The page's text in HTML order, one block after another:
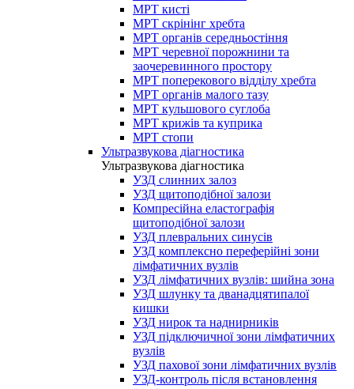
МРТ кисті
МРТ скрінінг хребта
МРТ органів середньостіння
МРТ черевної порожнини та
заочеревинного простору
МРТ поперекового відділу хребта
МРТ органів малого тазу
МРТ кульшового суглоба
МРТ крижів та куприка
МРТ стопи
Ультразвукова діагностика
Ультразвукова діагностика
УЗД слинних залоз
УЗД щитоподібної залози
Компресійна еластографія
щитоподібної залози
УЗД плевральних синусів
УЗД комплексно переферійні зони
лімфатичних вузлів
УЗД лімфатичних вузлів: шийна зона
УЗД шлунку та дванадцятипалої
кишки
УЗД нирок та наднирників
УЗД підключичної зони лімфатичних
вузлів
УЗД пахової зони лімфатичних вузлів
УЗД-контроль після встановлення